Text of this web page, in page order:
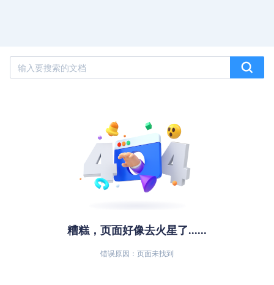
糟糕，页面好像去火星了......
错误原因：页面未找到